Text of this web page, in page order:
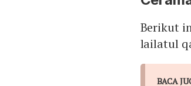
Berikut
lailatul
BACA